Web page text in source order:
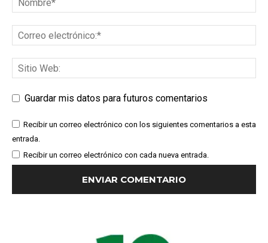
Guardar mis datos para futuros comentarios
Recibir un correo electrónico con los siguientes comentarios a esta
entrada.
Recibir un correo electrónico con cada nueva entrada.